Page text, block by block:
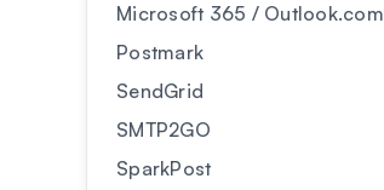
Microsoft 365 / Outlook.com
Postmark
SendGrid
SMTP2GO
SparkPost